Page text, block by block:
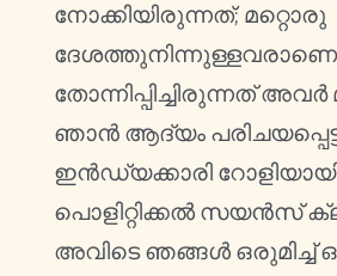
നോക്കിയിരുന്നത്; മറ്റൊരു
തോന്നിപ്പിച്ചിരുന്നത്
ഞാൻ ആദ്യം
ഇൻഡ്യക്കാരി
പൊളിറ്റിക്കൽ സയൻസ്
അവിടെ ഞങ്ങൾ ഒരുമിച്ച്